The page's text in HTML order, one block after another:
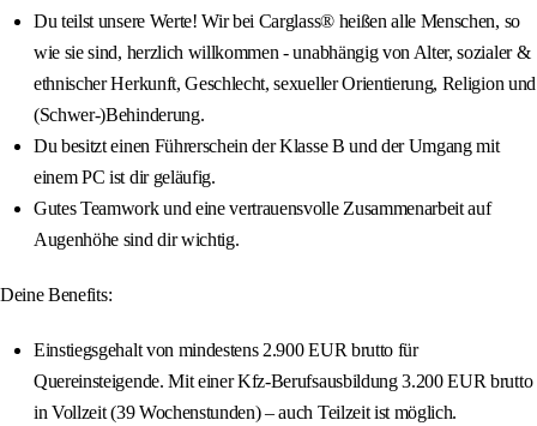
Du teilst unsere Werte! Wir bei Carglass® heißen alle Menschen, so
wie sie sind, herzlich willkommen - unabhängig von Alter, sozialer &
ethnischer Herkunft, Geschlecht, sexueller Orientierung, Religion und
(Schwer-)Behinderung.
Du besitzt einen Führerschein der Klasse B und der Umgang mit
einem PC ist dir geläufig.
Gutes Teamwork und eine vertrauensvolle Zusammenarbeit auf
Augenhöhe sind dir wichtig.
Deine Benefits:
Einstiegsgehalt von mindestens 2.900 EUR brutto für
Quereinsteigende. Mit einer Kfz-Berufsausbildung 3.200 EUR brutto
in Vollzeit (39 Wochenstunden) – auch Teilzeit ist möglich.